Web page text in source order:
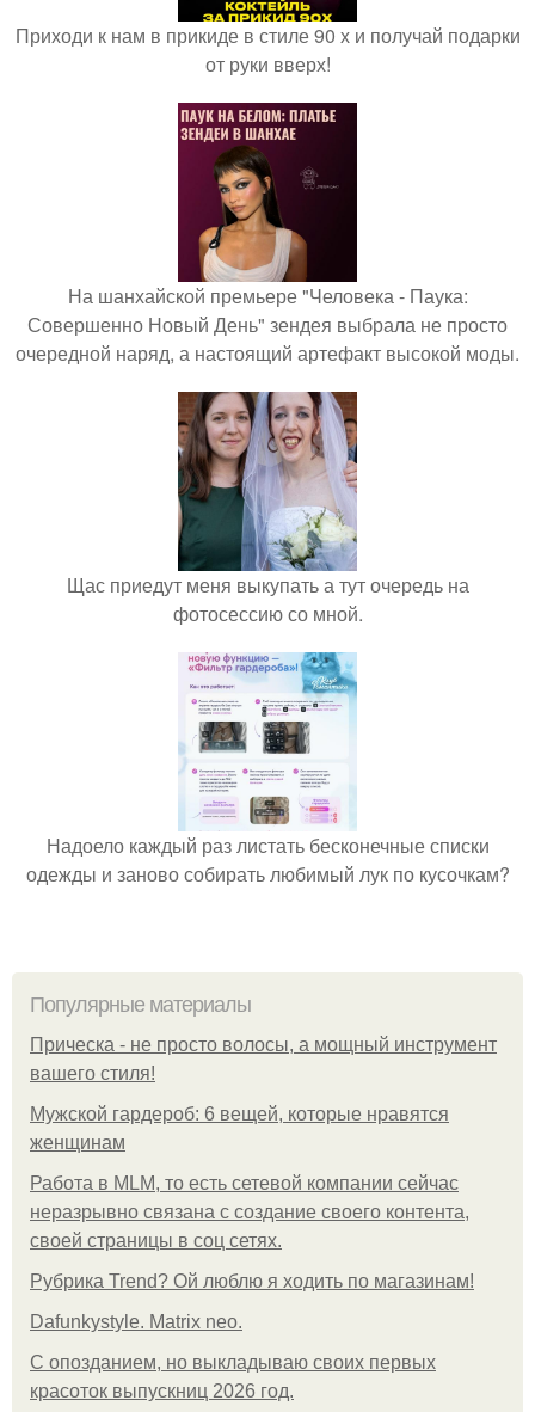
Приходи к нам в прикиде в стиле 90 х и получай подарки
от руки вверх!
На шанхайской премьере "Человека - Паука:
Совершенно Новый День" зендея выбрала не просто
очередной наряд, а настоящий артефакт высокой моды.
Щас приедут меня выкупать а тут очередь на
фотосессию со мной.
Надоело каждый раз листать бесконечные списки
одежды и заново собирать любимый лук по кусочкам?
Популярные материалы
Прическа - не просто волосы, а мощный инструмент
вашего стиля!
Мужской гардероб: 6 вещей, которые нравятся
женщинам
Работа в MLM, то есть сетевой компании сейчас
неразрывно связана с создание своего контента,
своей страницы в соц сетях.
Рубрика Trend? Ой люблю я ходить по магазинам!
Dafunkystyle. Matrix neo.
С опозданием, но выкладываю своих первых
красоток выпускниц 2026 год.